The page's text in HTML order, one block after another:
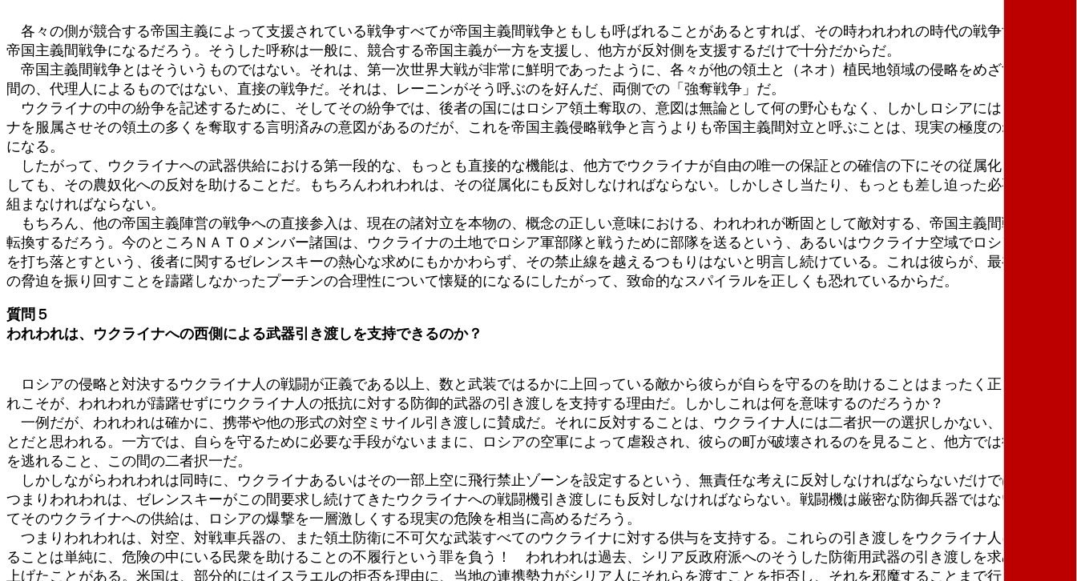
各々の側が競合する帝国主義によって支援されている戦争すべてが帝国主義間戦争ともしも呼ばれることがあるとすれば、その時われわれの時代の戦争すべては
帝国主義間戦争になるだろう。そうした呼称は一般に、競合する帝国主義が一方を支援し、他方が反対側を支援するだけで十分だからだ。
帝国主義間戦争とはそういうものではない。それは、第一次世界大戦が非常に鮮明であったように、各々が他の領土と（ネオ）植民地領域の侵略をめざす２大国
間の、代理人によるものではない、直接の戦争だ。それは、レーニンがそう呼ぶのを好んだ、両側での「強奪戦争」だ。
ウクライナの中の紛争を記述するために、そしてその紛争では、後者の国にはロシア領土奪取の、意図は無論として何の野心もなく、しかしロシアにはウクライ
ナを服属させその領土の多くを奪取する言明済みの意図があるのだが、これを帝国主義侵略戦争と言うよりも帝国主義間対立と呼ぶことは、現実の極度のねじ曲げ
になる。
したがって、ウクライナへの武器供給における第一段的な、もっとも直接的な機能は、他方でウクライナが自由の唯一の保証との確信の下にその従属化を願うと
しても、その農奴化への反対を助けることだ。もちろんわれわれは、その従属化にも反対しなければならない。しかしさし当たり、もっとも差し迫った必要に取り
組まなければならない。
もちろん、他の帝国主義陣営の戦争への直接参入は、現在の諸対立を本物の、概念の正しい意味における、われわれが断固として敵対する、帝国主義間戦争へと
転換するだろう。今のところＮＡＴＯメンバー諸国は、ウクライナの土地でロシア軍部隊と戦うために部隊を送るという、あるいはウクライナ空域でロシア航空機
を打ち落とすという、後者に関するゼレンスキーの熱心な求めにもかかわらず、その禁止線を越えるつもりはないと明言し続けている。これは彼らが、最初から核
の脅迫を振り回すことを躊躇しなかったプーチンの合理性について懐疑的になるにしたがって、致命的なスパイラルを正しくも恐れているからだ。
質問５
われわれは、ウクライナへの西側による武器引き渡しを支持できるのか？
ロシアの侵略と対決するウクライナ人の戦闘が正義である以上、数と武装ではるかに上回っている敵から彼らが自らを守るのを助けることはまったく正しい。こ
れこそが、われわれが躊躇せずにウクライナ人の抵抗に対する防御的武器の引き渡しを支持する理由だ。しかしこれは何を意味するのだろうか？
一例だが、われわれは確かに、携帯や他の形式の対空ミサイル引き渡しに賛成だ。それに反対することは、ウクライナ人には二者択一の選択しかない、と言うこ
とだと思われる。一方では、自らを守るために必要な手段がないままに、ロシアの空軍によって虐殺され、彼らの町が破壊されるのを見ること、他方では彼らの国
を逃れること、この間の二者択一だ。
しかしながらわれわれは同時に、ウクライナあるいはその一部上空に飛行禁止ゾーンを設定するという、無責任な考えに反対しなければならないだけではない。
つまりわれわれは、ゼレンスキーがこの間要求し続けてきたウクライナへの戦闘機引き渡しにも反対しなければならない。戦闘機は厳密な防御兵器ではない。そし
てそのウクライナへの供給は、ロシアの爆撃を一層激しくする現実の危険を相当に高めるだろう。
つまりわれわれは、対空、対戦車兵器の、また領土防衛に不可欠な武装すべてのウクライナに対する供与を支持する。これらの引き渡しをウクライナ人に否定す
ることは単純に、危険の中にいる民衆を助けることの不履行という罪を負う！ われわれは過去、シリア反政府派へのそうした防衛用武器の引き渡しを求めて声を
上げたことがある。米国は、部分的にはイスラエルの拒否を理由に、当地の連携勢力がシリア人にそれらを渡すことを拒否し、それを邪魔することまで行った。わ